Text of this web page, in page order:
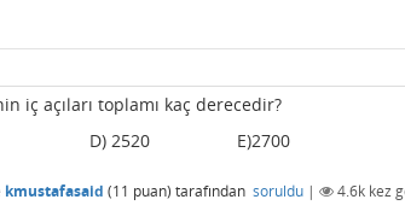
iç açıları toplamı kaç derecedir?
D) 2520 E)2700
kmustafasaid (11 puan) tarafından soruldu | 4.6k kez